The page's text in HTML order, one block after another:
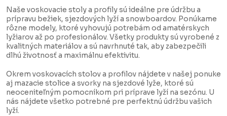
c
i
e
p
v
k
y
á
n
k
o
a
n
i
Naše voskovacie stoly a profily sú ideálne pre údržbu a
prípravu bežiek, sjezdových lyží a snowboardov. Ponúkame
rôzne modely, ktoré vyhovujú potrebám od amatérskych
lyžiarov až po profesionálov. Všetky produkty sú vyrobené z
kvalitných materiálov a sú navrhnuté tak, aby zabezpečili
dlhú životnosť a maximálnu efektivitu.
Okrem voskovacích stolov a profilov nájdete v našej ponuke
aj mazacie stolice a svorky na sjezdové lyže, ktoré sú
neoceniteľným pomocníkom pri príprave lyží na sezónu. U
nás nájdete všetko potrebné pre perfektnú údržbu vašich
lyží.